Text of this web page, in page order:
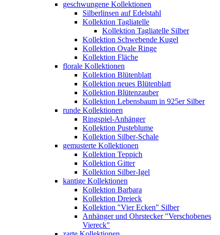
geschwungene Kollektionen
Silberlinsen auf Edelstahl
Kollektion Tagliatelle
Kollektion Tagliatelle Silber
Kollektion Schwebende Kugel
Kollektion Ovale Ringe
Kollektion Fläche
florale Kollektionen
Kollektion Blütenblatt
Kollektion neues Blütenblatt
Kollektion Blütenzauber
Kollektion Lebensbaum in 925er Silber
runde Kollektionen
Ringspiel-Anhänger
Kollektion Pusteblume
Kollektion Silber-Schale
gemusterte Kollektionen
Kollektion Teppich
Kollektion Gitter
Kollektion Silber-Igel
kantige Kollektionen
Kollektion Barbara
Kollektion Dreieck
Kollektion "Vier Ecken" Silber
Anhänger und Ohrstecker "Verschobenes
Viereck"